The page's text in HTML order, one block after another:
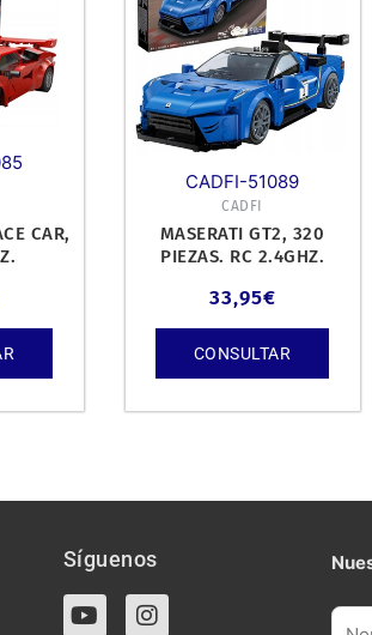
CAR,
CADFI-51089
CADFI
MASERATI GT2, 320
PIEZAS. RC 2.4GHZ.
33,95€
CONSULTAR
Síguenos
Y
o
I
n